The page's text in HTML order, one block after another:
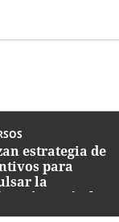
estrategia de
para
la
agrícola en